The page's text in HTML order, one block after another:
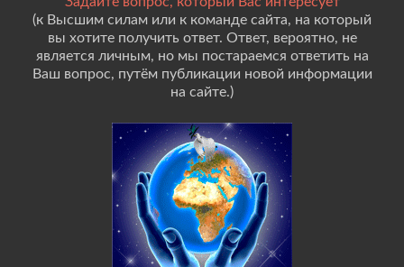
(к Высшим силам или к команде сайта, на который
вы хотите получить ответ. Ответ, вероятно, не
является личным, но мы постараемся ответить на
Ваш вопрос, путём публикации новой информации
на сайте.)